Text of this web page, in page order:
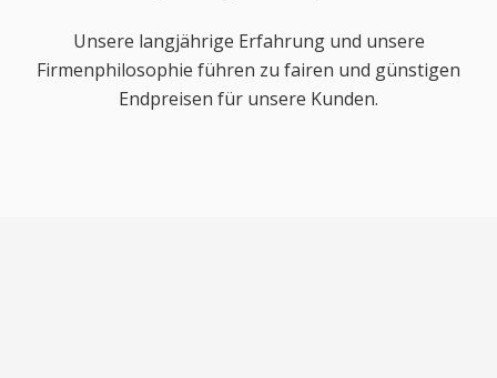
Unsere langjährige Erfahrung und unsere
Firmenphilosophie führen zu fairen und günstigen
Endpreisen für unsere Kunden.